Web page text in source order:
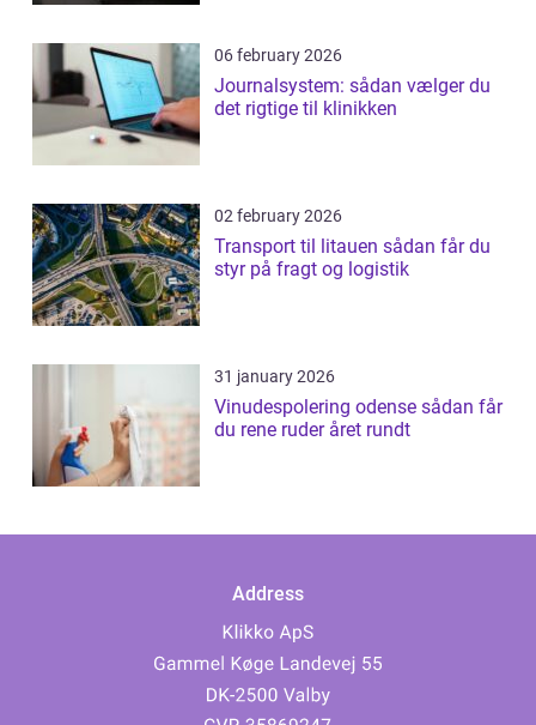
06 february 2026
Journalsystem: sådan vælger du
det rigtige til klinikken
02 february 2026
Transport til litauen sådan får du
styr på fragt og logistik
31 january 2026
Vinudespolering odense sådan får
du rene ruder året rundt
Address